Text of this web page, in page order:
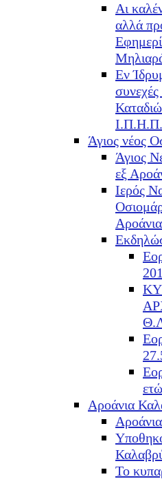
Αι
αλλά
Εν
Άγιος νέος
Άγιος
εξ
Ιερός
Αροάνια
Το